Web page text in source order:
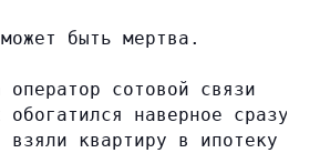
быть мертва.
сотовой связи
наверное сразу.
взяли квартиру в ипотеку